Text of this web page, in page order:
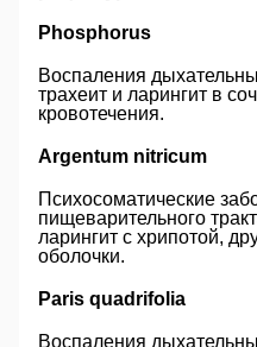
Phosphorus
Воспаления
трахеит и ларингит в
кровотечения.
Argentum nitricum
Психосоматические
пищеварительного
ларингит с хрипотой,
оболочки.
Paris quadrifolia
Воспаления